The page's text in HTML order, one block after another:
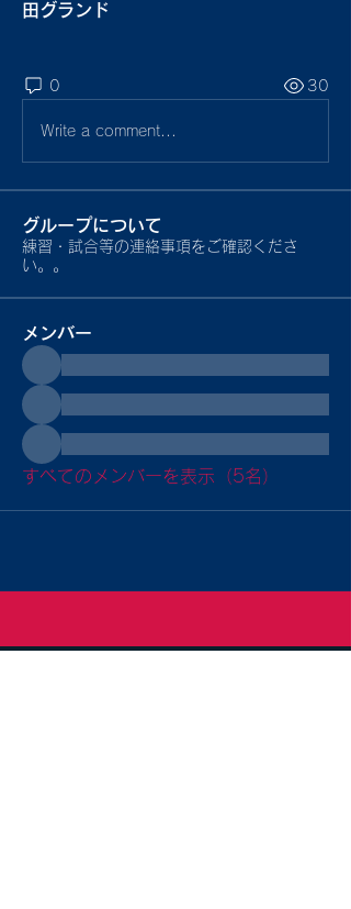
田グランド
0 30
Write a comment...
グループについて
練習・試合等の連絡事項をご確認くださ
い。。
メンバー
すべてのメンバーを表示（5名）